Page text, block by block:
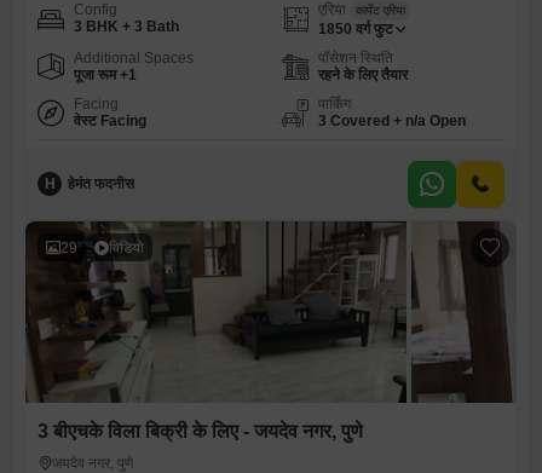
Config
3 BHK + 3 Bath
एरिया कार्पेट एरिया
1850 वर्ग फुट
Additional Spaces
पूजा रूम +1
पॉसेशन स्थिति
रहने के लिए तैयार
Facing
वेस्ट Facing
पार्किंग
3 Covered + n/a Open
H हेमंत फदनीस
29 विडियो
3 बीएचके विला बिक्री के लिए - जयदेव नगर, पुणे
जयदेव नगर, पुणे